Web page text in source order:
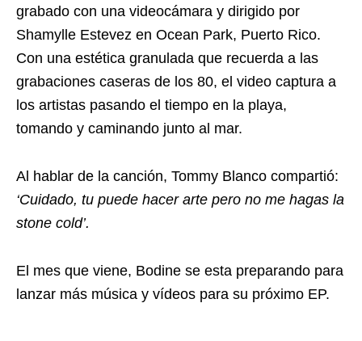
grabado con una videocámara y dirigido por
Shamylle Estevez en Ocean Park, Puerto Rico.
Con una estética granulada que recuerda a las
grabaciones caseras de los 80, el video captura a
los artistas pasando el tiempo en la playa,
tomando y caminando junto al mar.
Al hablar de la canción, Tommy Blanco compartió:
‘Cuidado, tu puede hacer arte pero no me hagas la
stone cold’.
El mes que viene, Bodine se esta preparando para
lanzar más música y vídeos para su próximo EP.